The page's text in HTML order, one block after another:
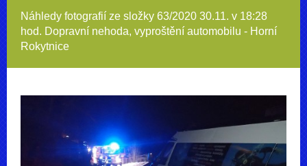
Náhledy fotografií ze složky 63/2020 30.11. v 18:28
hod. Dopravní nehoda, vyproštění automobilu - Horní
Rokytnice